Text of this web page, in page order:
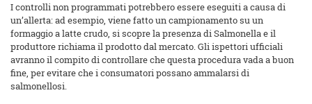
I controlli non programmati potrebbero essere eseguiti a causa di
un’allerta: ad esempio, viene fatto un campionamento su un
formaggio a latte crudo, si scopre la presenza di Salmonella e il
produttore richiama il prodotto dal mercato. Gli ispettori ufficiali
avranno il compito di controllare che questa procedura vada a buon
fine, per evitare che i consumatori possano ammalarsi di
salmonellosi.